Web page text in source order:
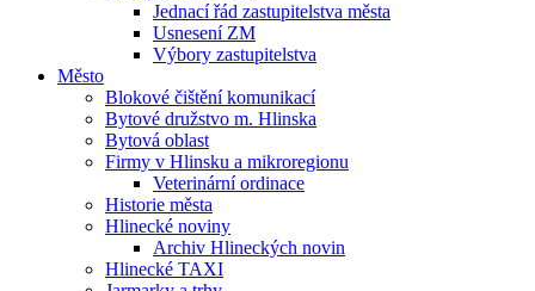
Jednací řád zastupitelstva města
Usnesení ZM
Výbory zastupitelstva
Město
Blokové čištění komunikací
Bytové družstvo m. Hlinska
Bytová oblast
Firmy v Hlinsku a mikroregionu
Veterinární ordinace
Historie města
Hlinecké noviny
Archiv Hlineckých novin
Hlinecké TAXI